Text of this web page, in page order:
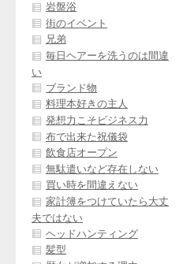
岩盤浴
街のイベント
兄弟
毎日ヘアーを洗うのは間違
い
ブランド物
料理本好きの主人
発想力こそビジネス力
布で出来た祝儀袋
飲食店オープン
無駄遣いなど存在しない
買い時を間違えない
家計簿をつけていたら大丈
夫ではない
ヘッドハンティング
髪型